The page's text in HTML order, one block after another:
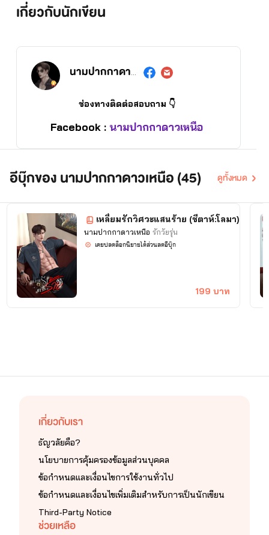
เกี่ยวกับนักเขียน
นามปากกาดาวเหนือ
ช่องทางติดต่อสอบถาม 👇
Facebook : นามปากกาดาวเหนือ
อีบุ๊กของ นามปากกาดาวเหนือ (45) ดูทั้งหมด
เหลี่ยมรักวิศวะแสนร้าย (ชีตาห์:โลมา)
นามปากกาดาวเหนือ รักวัยรุ่น
199 บาท
เคยปลดล็อกนิยายได้ส่วนลดอีบุ๊ก
เกี่ยวกับเรา
ธัญวลัยคือ?
นโยบายการคุ้มครองข้อมูลส่วนบุคคล
ข้อกำหนดและเงื่อนไขการใช้งานทั่วไป
ข้อกำหนดและเงื่อนไขเพิ่มเติมสำหรับการเป็นนักเขียน
Third-Party Notice
ช่วยเหลือ